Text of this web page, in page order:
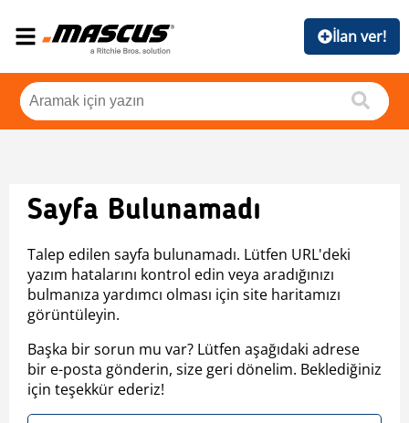
İlan ver!
Sayfa Bulunamadı
Talep edilen sayfa bulunamadı. Lütfen URL'deki
yazım hatalarını kontrol edin veya aradığınızı
bulmanıza yardımcı olması için site haritamızı
görüntüleyin.
Başka bir sorun mu var? Lütfen aşağıdaki adrese
bir e-posta gönderin, size geri dönelim. Beklediğiniz
için teşekkür ederiz!